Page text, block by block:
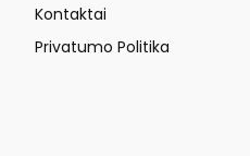
Kontaktai
Privatumo Politika